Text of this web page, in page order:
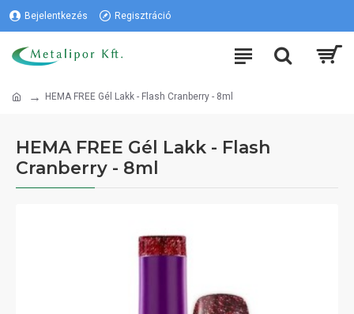
Bejelentkezés Regisztráció
HEMA FREE Gél Lakk - Flash Cranberry - 8ml
HEMA FREE Gél Lakk - Flash
Cranberry - 8ml